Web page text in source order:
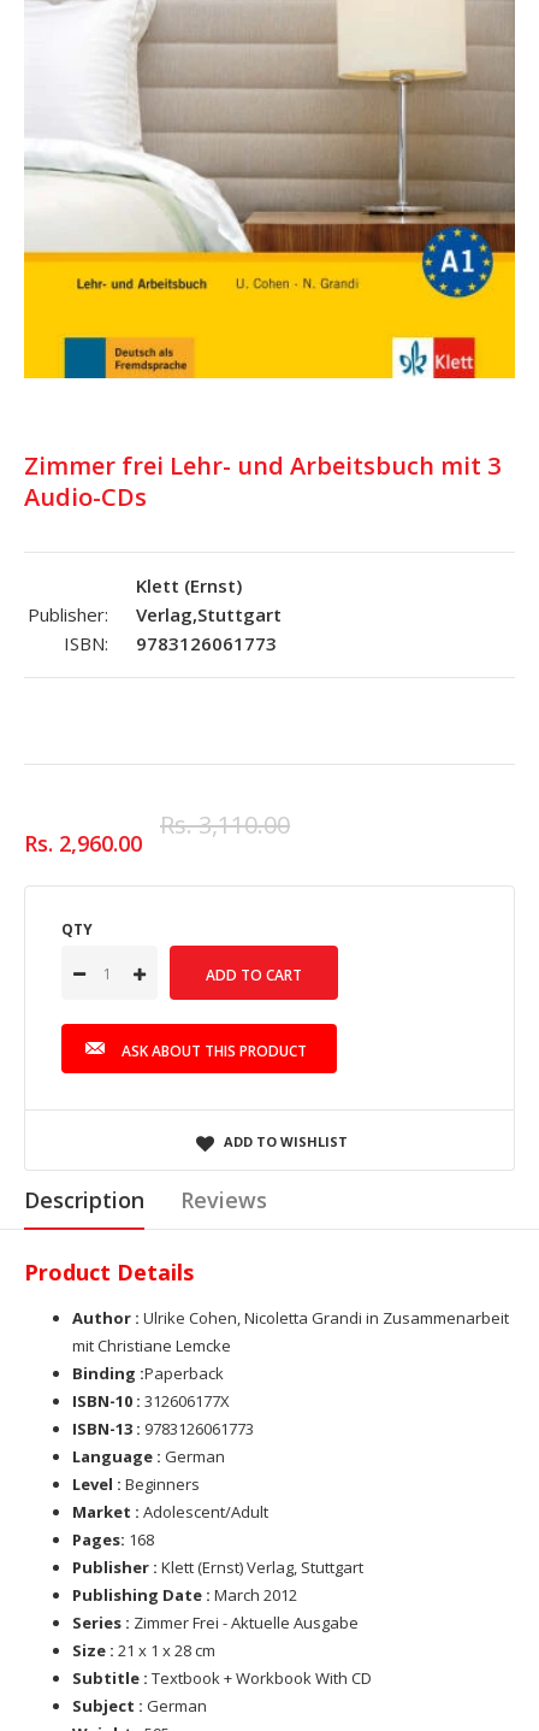
Zimmer frei Lehr- und Arbeitsbuch mit 3
Audio-CDs
Publisher:
Klett (Ernst)
Verlag,Stuttgart
ISBN:
9783126061773
Rs. 2,960.00
Rs. 3,110.00
QTY
ASK ABOUT THIS PRODUCT
ADD TO WISHLIST
Description Reviews
Product Details
Author : Ulrike Cohen, Nicoletta Grandi in Zusammenarbeit
mit Christiane Lemcke
Binding :Paperback
ISBN-10 : 312606177X
ISBN-13 : 9783126061773
Language : German
Level : Beginners
Market : Adolescent/Adult
Pages: 168
Publisher : Klett (Ernst) Verlag, Stuttgart
Publishing Date : March 2012
Series : Zimmer Frei - Aktuelle Ausgabe
Size : 21 x 1 x 28 cm
Subtitle : Textbook + Workbook With CD
Subject : German